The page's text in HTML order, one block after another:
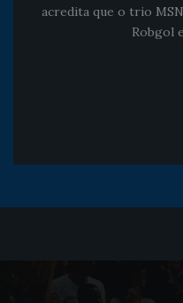
acredita que o trio
Robgol